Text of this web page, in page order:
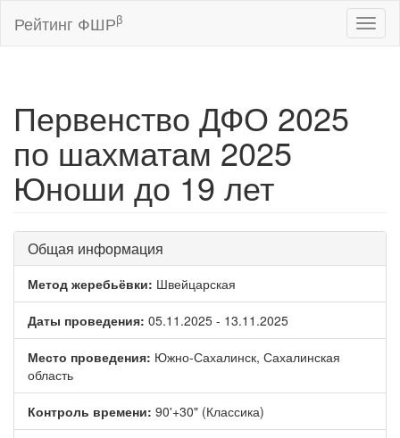
Рейтинг ФШРβ
Первенство ДФО 2025
по шахматам 2025
Юноши до 19 лет
Общая информация
Метод жеребьёвки: Швейцарская
Даты проведения: 05.11.2025 - 13.11.2025
Место проведения: Южно-Сахалинск, Сахалинская
область
Контроль времени: 90'+30" (Классика)